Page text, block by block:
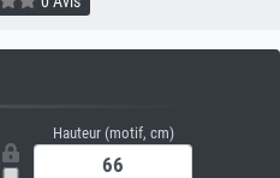
Hauteur (motif, cm)